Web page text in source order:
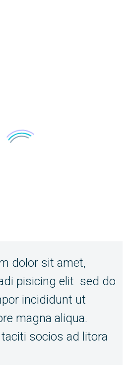
dolor sit amet,
pisicing elit sed do
incididunt ut
magna aliqua.
socios ad litora